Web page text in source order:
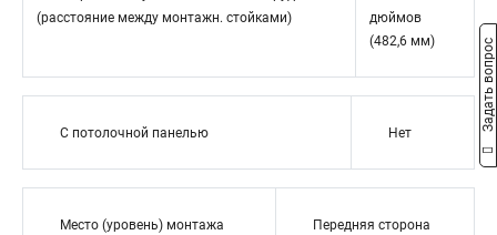
(расстояние между монтажн. стойками)
дюймов
(482,6 мм)
С потолочной панелью Нет
Место (уровень) монтажа Передняя сторона
Задать вопрос